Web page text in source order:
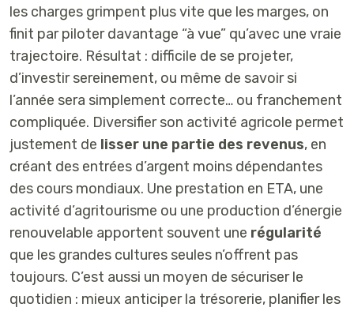
les charges grimpent plus vite que les marges, on
finit par piloter davantage “à vue” qu’avec une vraie
trajectoire. Résultat : difficile de se projeter,
d’investir sereinement, ou même de savoir si
l’année sera simplement correcte… ou franchement
compliquée. Diversifier son activité agricole permet
justement de lisser une partie des revenus, en
créant des entrées d’argent moins dépendantes
des cours mondiaux. Une prestation en ETA, une
activité d’agritourisme ou une production d’énergie
renouvelable apportent souvent une régularité
que les grandes cultures seules n’offrent pas
toujours. C’est aussi un moyen de sécuriser le
quotidien : mieux anticiper la trésorerie, planifier les